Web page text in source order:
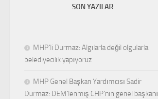
SON YAZILAR
MHP’li Durmaz: Algılarla değil olgularla
belediyecilik yapıyoruz
MHP Genel Başkan Yardımcısı Sadir
Durmaz: DEM’lenmiş CHP’nin genel başkanı